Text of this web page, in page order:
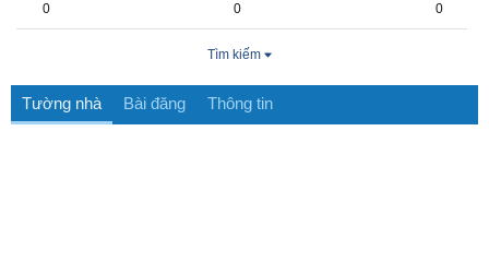
0 0 0
Tìm kiếm
Tường nhà Bài đăng Thông tin